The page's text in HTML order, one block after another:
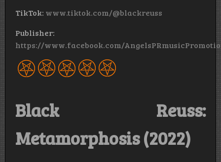
TikTok: www.tiktok.com/@blackreuss
Publisher:
https://www.facebook.com/
Black Reuss:
Metamorphosis (2022)